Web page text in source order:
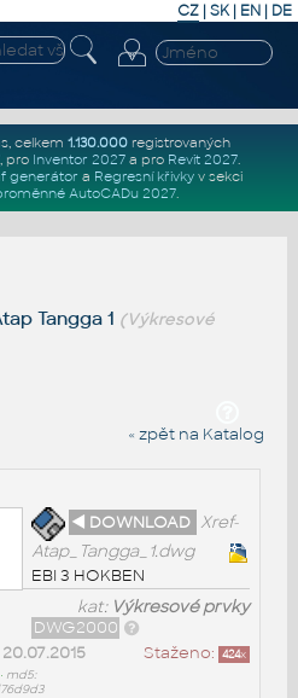
CZ | SK| EN | DE
celkem 1.130.000registrovaných
, pro Inventor 2027a pro Revit 2027.
generátor a Regresní křivkyv sekci
AutoCADu 2027.
Tangga 1 (Výkresové
« zpět na Katalog
◄ DOWNLOAD Xref-
Atap_Tangga_1.dwg
EBI 3 HOKBEN
kat: Výkresové prvky
DWG2000
Staženo: 424x
20.07.2015
md5: